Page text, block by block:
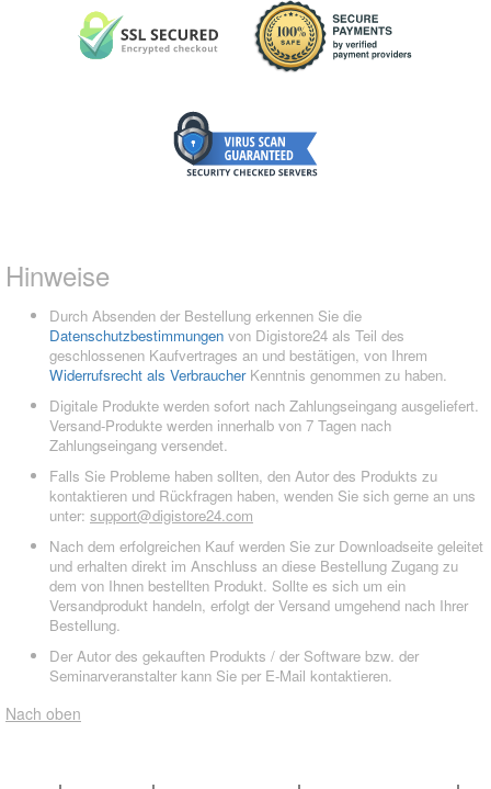
Hinweise
Durch Absenden der Bestellung erkennen Sie die
Datenschutzbestimmungen von Digistore24 als Teil des
geschlossenen Kaufvertrages an und bestätigen, von Ihrem
Widerrufsrecht als VerbraucherKenntnis genommen zu haben.
Digitale Produkte werden sofort nach Zahlungseingang ausgeliefert.
Versand-Produkte werden innerhalb von 7 Tagen nach
Zahlungseingang versendet.
Falls Sie Probleme haben sollten, den Autor des Produkts zu
kontaktieren und Rückfragen haben, wenden Sie sich gerne an uns
unter: support@digistore24.com
Nach dem erfolgreichen Kauf werden Sie zur Downloadseite geleitet
und erhalten direkt im Anschluss an diese Bestellung Zugang zu
dem von Ihnen bestellten Produkt. Sollte es sich um ein
Versandprodukt handeln, erfolgt der Versand umgehend nach Ihrer
Bestellung.
Der Autor des gekauften Produkts / der Software bzw. der
Seminarveranstalter kann Sie per E-Mail kontaktieren.
Nach oben